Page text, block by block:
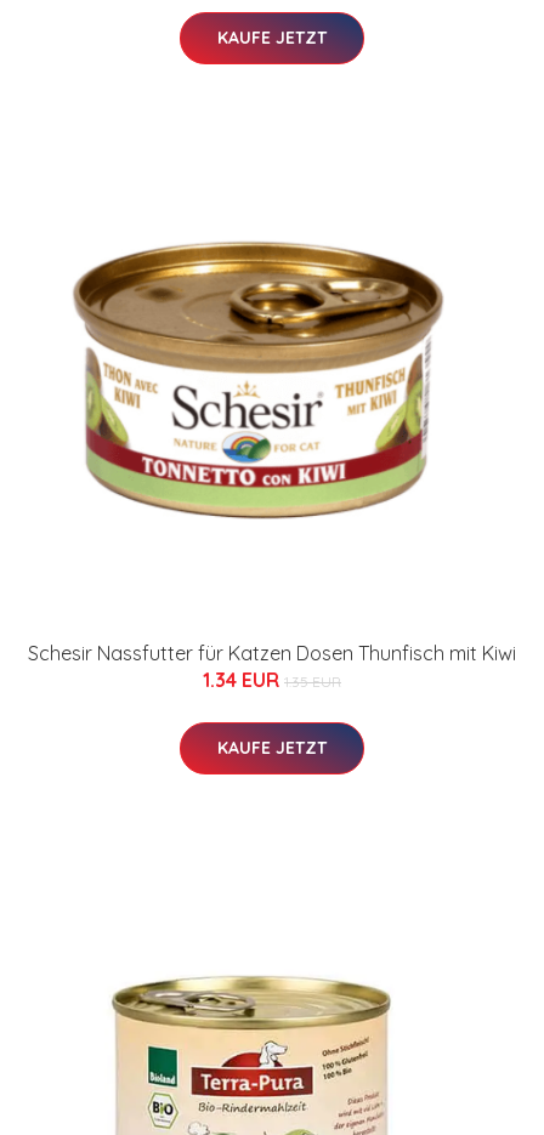
KAUFE JETZT
Schesir Nassfutter für Katzen Dosen Thunfisch mit Kiwi
1.34 EUR 1.35 EUR
KAUFE JETZT